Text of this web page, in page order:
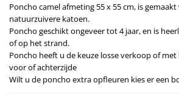
Poncho camel afmeting 55 x 55 cm, is gemaakt
natuurzuivere katoen.
Poncho geschikt ongeveer tot 4 jaar, en is
of op het strand.
Poncho heeft u de keuze losse verkoop of
voor of achterzijde
Wilt u de poncho extra opfleuren kies er een